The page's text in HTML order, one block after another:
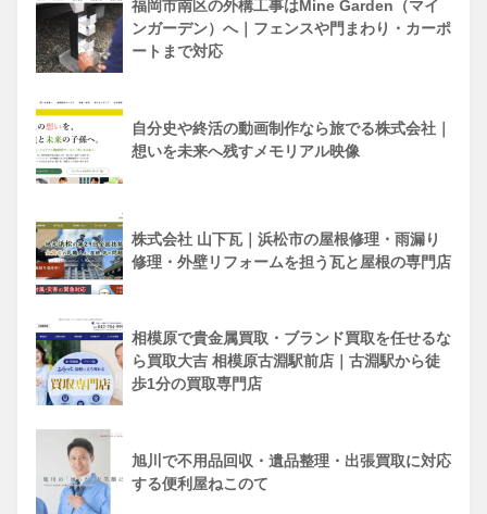
福岡市南区の外構工事はMine Garden（マイ
ンガーデン）へ｜フェンスや門まわり・カーポ
ートまで対応
自分史や終活の動画制作なら旅でる株式会社｜
想いを未来へ残すメモリアル映像
株式会社 山下瓦｜浜松市の屋根修理・雨漏り
修理・外壁リフォームを担う瓦と屋根の専門店
相模原で貴金属買取・ブランド買取を任せるな
ら買取大吉 相模原古淵駅前店｜古淵駅から徒
歩1分の買取専門店
旭川で不用品回収・遺品整理・出張買取に対応
する便利屋ねこのて